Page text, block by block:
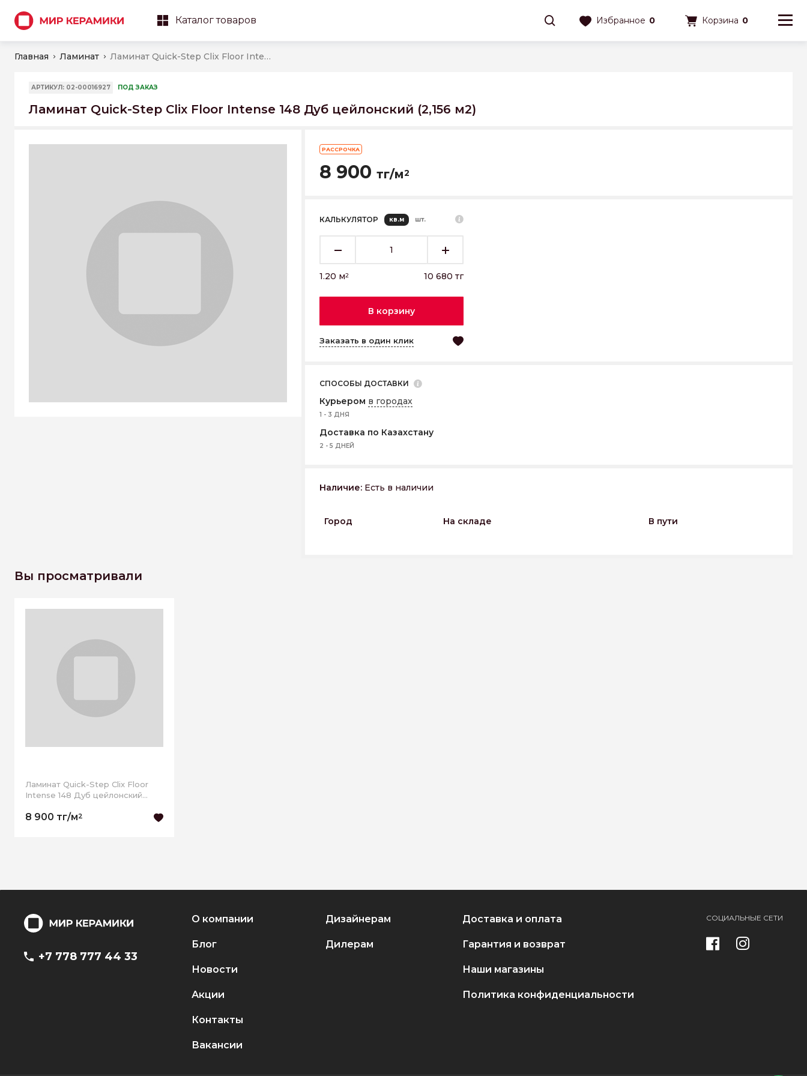
Каталог товаров Избранное 0 Корзина 0
Главная Ламинат Ламинат Quick-Step Clix Floor Intense 148 Дуб цейлонский (2,156 м2)
АРТИКУЛ: 02-00016927 ПОД ЗАКАЗ
Ламинат Quick-Step Clix Floor Intense 148 Дуб цейлонский (2,156 м2)
РАССРОЧКА
8 900 тг/м2
КАЛЬКУЛЯТОР кв.м шт.
1.20 м2 10 680 тг
В корзину
Заказать в один клик
СПОСОБЫ ДОСТАВКИ
Курьером в городах
1 - 3 ДНЯ
Доставка по Казахстану
2 - 5 ДНЕЙ
Наличие: Есть в наличии
Город На складе В пути
Вы просматривали
Ламинат Quick-Step Clix Floor
Intense 148 Дуб цейлонский
8 900 тг/м2
+7 778 777 44 33
О компании
Блог
Новости
Акции
Контакты
Вакансии
Дизайнерам
Дилерам
Доставка и оплата
Гарантия и возврат
Наши магазины
Политика конфиденциальности
СОЦИАЛЬНЫЕ СЕТИ